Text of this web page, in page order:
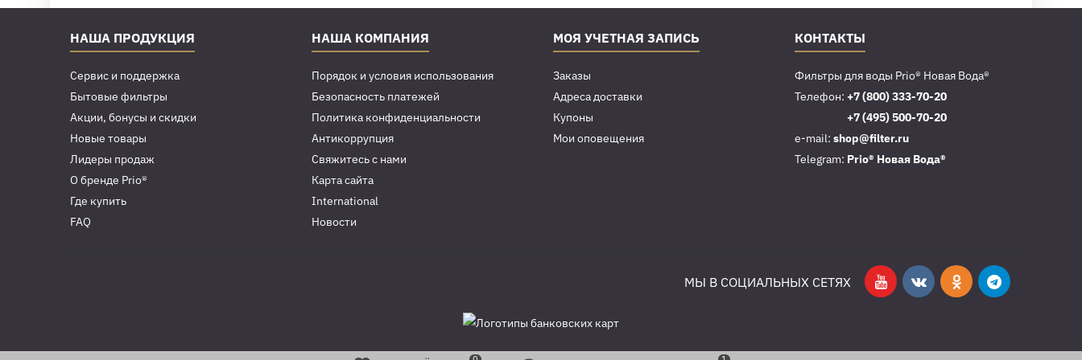
НАША ПРОДУКЦИЯ
Сервис и поддержка
Бытовые фильтры
Акции, бонусы и скидки
Новые товары
Лидеры продаж
О бренде Prio®
Где купить
FAQ
НАША КОМПАНИЯ
Порядок и условия использования
Безопасность платежей
Политика конфиденциальности
Антикоррупция
Свяжитесь с нами
Карта сайта
International
Новости
МОЯ УЧЕТНАЯ ЗАПИСЬ
Заказы
Адреса доставки
Купоны
Мои оповещения
КОНТАКТЫ
Фильтры для воды Prio® Новая Вода®
Телефон: +7 (800) 333-70-20
+7 (495) 500-70-20
e-mail: shop@filter.ru
Telegram: Prio® Новая Вода®
МЫ В СОЦИАЛЬНЫХ СЕТЯХ